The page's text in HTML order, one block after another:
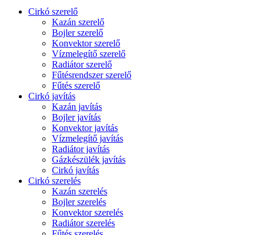
Cirkó szerelő
Kazán szerelő
Bojler szerelő
Konvektor szerelő
Vízmelegítő szerelő
Radiátor szerelő
Fűtésrendszer szerelő
Fűtés szerelő
Cirkó javítás
Kazán javítás
Bojler javítás
Konvektor javítás
Vízmelegítő javítás
Radiátor javítás
Gázkészülék javítás
Cirkó javítás
Cirkó szerelés
Kazán szerelés
Bojler szerelés
Konvektor szerelés
Radiátor szerelés